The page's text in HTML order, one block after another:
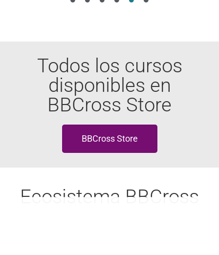
Todos los cursos
disponibles en
BBCross Store
BBCross Store
Ecosistema BBCross